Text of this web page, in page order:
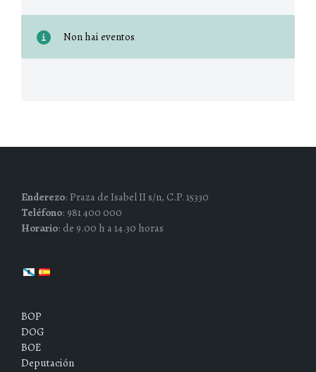
Non hai eventos
Enderezo: Praza de Isabel II s/n, C.P. 15330
Teléfono: 981 400 000
Horario: de 9.00 h a 14.30 horas
BOP
DOG
BOE
Deputación